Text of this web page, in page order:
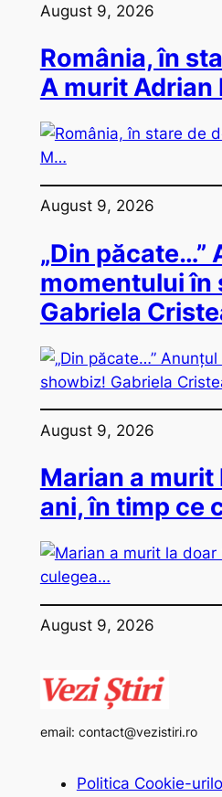
August 9, 2026
România, în
A murit Adrian
August 9, 2026
„Din păcate…”
momentului în
Gabriela
August 9, 2026
Marian a murit
ani, în timp ce
August 9, 2026
email: contact@vezistiri.ro
Politica Cookie-